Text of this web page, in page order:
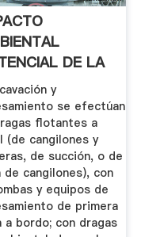
DE LA
Y ...
y
se efectúan
flotantes a
(de cangilones y
de succión, o de
de cangilones), con
y equipos de
de primera
a bordo; con dragas